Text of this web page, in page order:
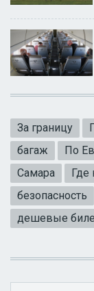
За границу
багаж
По
Самара
Где
безопасность
дешевые